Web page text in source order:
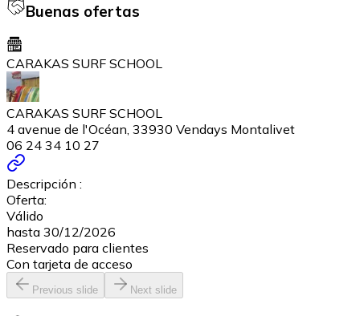
Buenas ofertas
CARAKAS SURF SCHOOL
CARAKAS SURF SCHOOL
4 avenue de l'Océan, 33930 Vendays Montalivet
06 24 34 10 27
Descripción :
Oferta:
Válido
hasta 30/12/2026
Reservado para clientes
Con tarjeta de acceso
Previous slide Next slide